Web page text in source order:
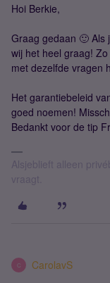
Hoi Berkie,
Graag gedaan 🙂 Als
wij het heel graag!
met dezelfde vragen
Het garantiebeleid
goed noemen!
Bedankt voor de tip
Alsjeblieft alleen
vraagt.
C CarolavS